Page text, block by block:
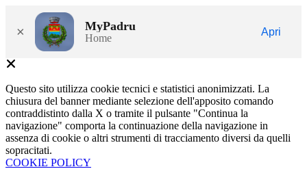
× MyPadru
Home
Apri
Questo sito utilizza cookie tecnici e statistici anonimizzati. La
chiusura del banner mediante selezione dell'apposito comando
contraddistinto dalla X o tramite il pulsante "Continua la
navigazione" comporta la continuazione della navigazione in
assenza di cookie o altri strumenti di tracciamento diversi da quelli
sopracitati.
COOKIE POLICY